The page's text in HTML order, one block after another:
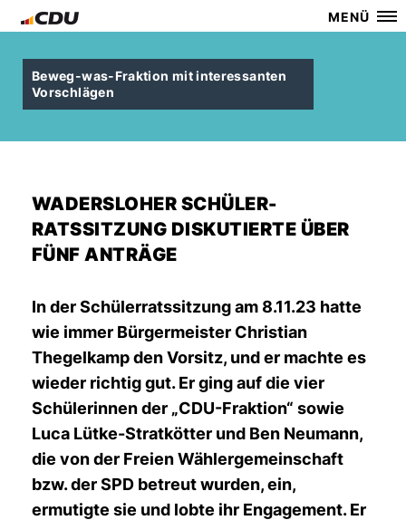
MENÜ
Beweg-was-Fraktion mit interessanten
Vorschlägen
WADERSLOHER SCHÜLER-
RATSSITZUNG DISKUTIERTE ÜBER
FÜNF ANTRÄGE
In der Schülerratssitzung am 8.11.23 hatte
wie immer Bürgermeister Christian
Thegelkamp den Vorsitz, und er machte es
wieder richtig gut. Er ging auf die vier
Schülerinnen der „CDU-Fraktion“ sowie
Luca Lütke-Stratkötter und Ben Neumann,
die von der Freien Wählergemeinschaft
bzw. der SPD betreut wurden, ein,
ermutigte sie und lobte ihr Engagement. Er